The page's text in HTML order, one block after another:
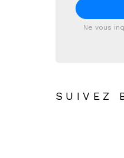
Ne vous
SUIVEZ